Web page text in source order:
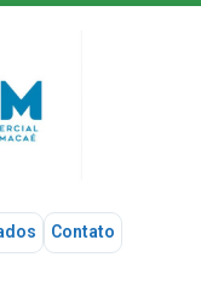
Contato